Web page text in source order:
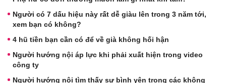
Người có 7 dấu hiệu này rất dễ giàu lên trong 3 năm tới,
xem bạn có không?
4 hũ tiền bạn cần có để về già không hối hận
Người hướng nội áp lực khi phải xuất hiện trong video
công ty
Người hướng nội tìm thấy sự bình yên trong các không